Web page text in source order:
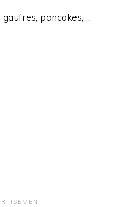
pancakes, …